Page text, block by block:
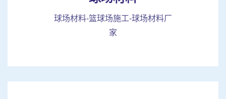
球场材料-篮球场施工-球场材料厂
家